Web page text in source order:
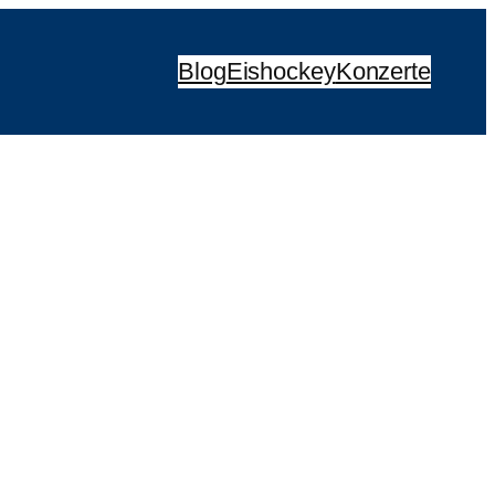
BlogEishockeyKonzerte